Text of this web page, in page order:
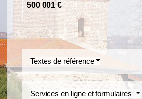
500 001 €
Textes de référence
Services en ligne et formulaires